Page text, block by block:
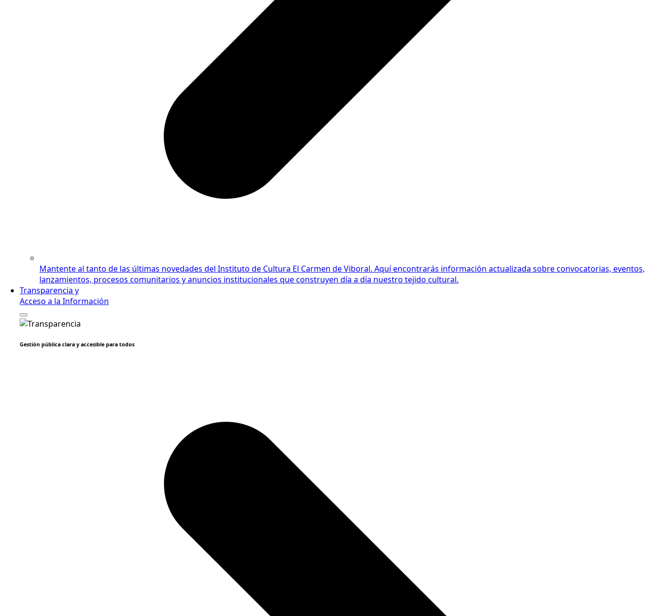
Mantente al tanto de las últimas novedades del Instituto de Cultura El Carmen de Viboral. Aquí encontrarás información actualizada sobre convocatorias, eventos,
lanzamientos, procesos comunitarios y anuncios institucionales que construyen día a día nuestro tejido cultural.
Transparencia y
Acceso a la Información
Gestión pública clara y accesible para todos